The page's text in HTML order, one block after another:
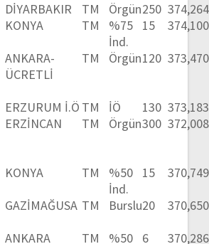
DİYARBAKIR TM Örgün250
KONYA TM
%75
İnd.
15
ANKARA-
ÜCRETLİ
TM Örgün120
ERZURUM İ.Ö TM İÖ 130
ERZİNCAN TM Örgün300
KONYA TM
%50
İnd.
15
GAZİMAĞUSA TM Burslu20
ANKARA TM
%50
6